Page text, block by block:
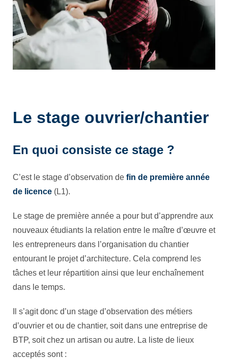
Le stage ouvrier/chantier
En quoi consiste ce stage ?
C’est le stage d’observation de fin de première année
de licence (L1).
Le stage de première année a pour but d’apprendre aux
nouveaux étudiants la relation entre le maître d’œuvre et
les entrepreneurs dans l’organisation du chantier
entourant le projet d’architecture. Cela comprend les
tâches et leur répartition ainsi que leur enchaînement
dans le temps.
Il s’agit donc d’un stage d’observation des métiers
d’ouvrier et ou de chantier, soit dans une entreprise de
BTP, soit chez un artisan ou autre. La liste de lieux
acceptés sont :